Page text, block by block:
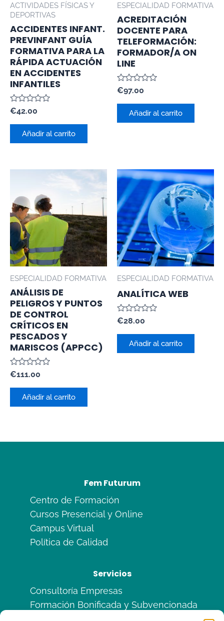
ACTIVIDADES FÍSICAS Y
DEPORTIVAS
ACCIDENTES INFANT.
PREVINFANT GUÍA
FORMATIVA PARA LA
RÁPIDA ACTUACIÓN
EN ACCIDENTES
INFANTILES
Valorado
con
0
€42.00
Añadir al carrito
ESPECIALIDAD FORMATIVA
ACREDITACIÓN
DOCENTE PARA
TELEFORMACIÓN:
FORMADOR/A ON
LINE
Valorado
con
0
€97.00
Añadir al carrito
ESPECIALIDAD FORMATIVA
ANÁLISIS DE
PELIGROS Y PUNTOS
DE CONTROL
CRÍTICOS EN
PESCADOS Y
MARISCOS (APPCC)
Valorado
0
€111.00
Añadir al carrito
ESPECIALIDAD FORMATIVA
ANALÍTICA WEB
Valorado
0
€28.00
Añadir al carrito
Fem Futurum
Centro de Formación
Cursos Presencial y Online
Campus Virtual
Política de Calidad
Servicios
Consultoría Empresas
Formación Bonificada y Subvencionada